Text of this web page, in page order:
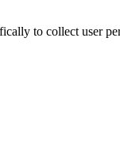
to collect user